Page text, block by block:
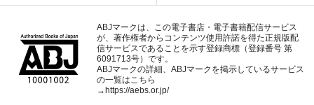
ABJマークは、この電子書店・電子書籍配信サービス
が、著作権者からコンテンツ使用許諾を得た正規版配
信サービスであることを示す登録商標（登録番号 第
6091713号）です。
ABJマークの詳細、ABJマークを掲示しているサービス
の一覧はこちら
→https://aebs.or.jp/